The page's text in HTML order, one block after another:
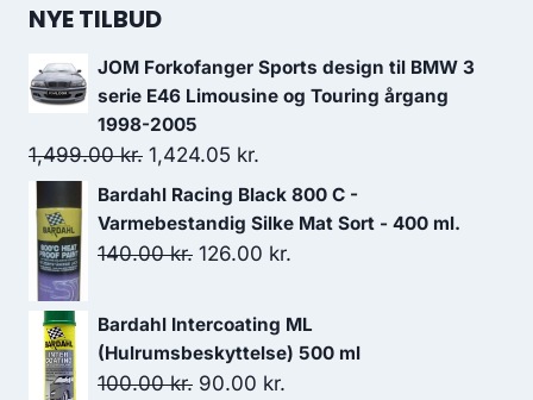
2,599.00 kr..2,057.00 kr..
NYE TILBUD
JOM Forkofanger Sports design til BMW 3
serie E46 Limousine og Touring årgang
1998-2005
1,499.00kr. Den
oprindelige
pris
var:
1,424.05 kr.
aktuelle
pris
er:
Bardahl Racing Black 800 C -
Varmebestandig Silke Mat Sort - 400 ml.
140.00kr. Den
pris
var:
140.00 kr..
126.00 kr.
pris
er:
Bardahl Intercoating ML
(Hulrumsbeskyttelse) 500 ml
100.00kr. Den
90.00 kr.